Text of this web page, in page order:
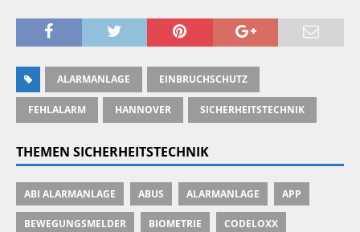
ALARMANLAGE EINBRUCHSCHUTZ
FEHLALARM HANNOVER SICHERHEITSTECHNIK
THEMEN SICHERHEITSTECHNIK
ABI ALARMANLAGE ABUS ALARMANLAGE APP
BEWEGUNGSMELDER BIOMETRIE CODELOXX